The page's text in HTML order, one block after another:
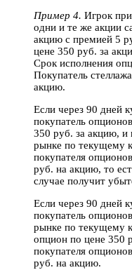
Пример 4. Игрок
одни и те же акции
акцию с премией 5
цене 350 руб. за
Срок исполнения
Покупатель
акцию.
Если через 90 дней
покупатель
350 руб. за акцию, и
рынке по текущему
покупателя
руб. на акцию, то
случае получит
Если через 90 дней
покупатель
рынке по текущему
опцион по цене 350
покупателя
руб. на акцию.